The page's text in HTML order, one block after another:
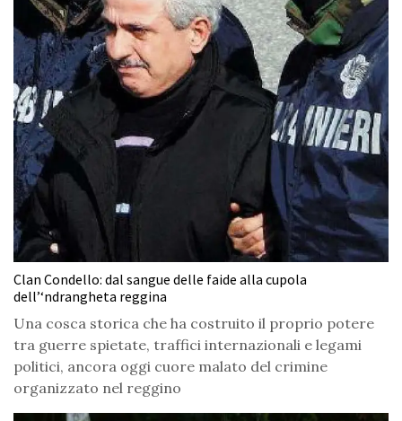
Clan Condello: dal sangue delle faide alla cupola
dell’‘ndrangheta reggina
Una cosca storica che ha costruito il proprio potere
tra guerre spietate, traffici internazionali e legami
politici, ancora oggi cuore malato del crimine
organizzato nel reggino